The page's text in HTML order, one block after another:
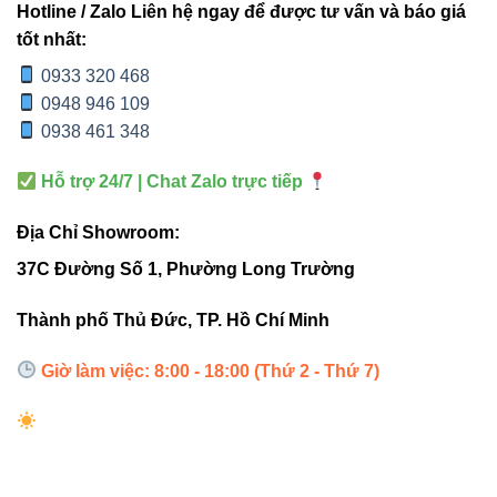
Đèn nổi trần Vinaled
Đèn led panel Vinaled
Đèn led Bulb Vinaled
6. Tham khảo nhà cung cấp uy
tín
Thiết bị điện VIKI
Đèn led Skyled
Hotline / Zalo Liên hệ ngay để được tư vấn và báo giá
tốt nhất:
0933 320 468
0948 946 109
0938 461 348
Hỗ trợ 24/7 | Chat Zalo trực tiếp
Địa Chỉ Showroom:
37C Đường Số 1, Phường Long Trường
Thành phố Thủ Đức, TP. Hồ Chí Minh
Giờ làm việc: 8:00 - 18:00 (Thứ 2 - Thứ 7)